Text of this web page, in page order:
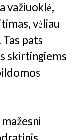
važiuoklė,
vėliau
pats
skirtingiems